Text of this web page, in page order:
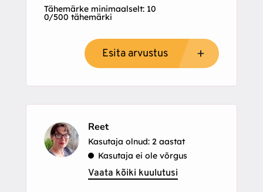
Tähemärke minimaalselt: 10
0/500 tähemärki
Esita arvustus
Reet
Kasutaja olnud: 2 aastat
Kasutaja ei ole võrgus
Vaata kõiki kuulutusi